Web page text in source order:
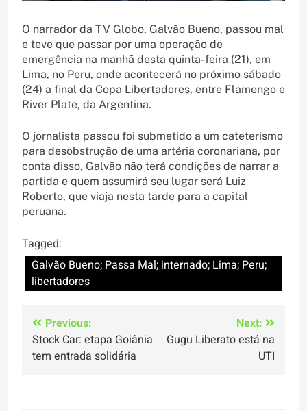
O narrador da TV Globo, Galvão Bueno, passou mal
e teve que passar por uma operação de
emergência na manhã desta quinta-feira (21), em
Lima, no Peru, onde acontecerá no próximo sábado
(24) a final da Copa Libertadores, entre Flamengo e
River Plate, da Argentina.
O jornalista passou foi submetido a um cateterismo
para desobstrução de uma artéria coronariana, por
conta disso, Galvão não terá condições de narrar a
partida e quem assumirá seu lugar será Luiz
Roberto, que viaja nesta tarde para a capital
peruana.
Tagged:
Galvão Bueno; Passa Mal; internado; Lima; Peru;
libertadores
Navegação
de
Previous:
Stock Car: etapa Goiânia
tem entrada solidária
Next:
Gugu Liberato está na
UTI